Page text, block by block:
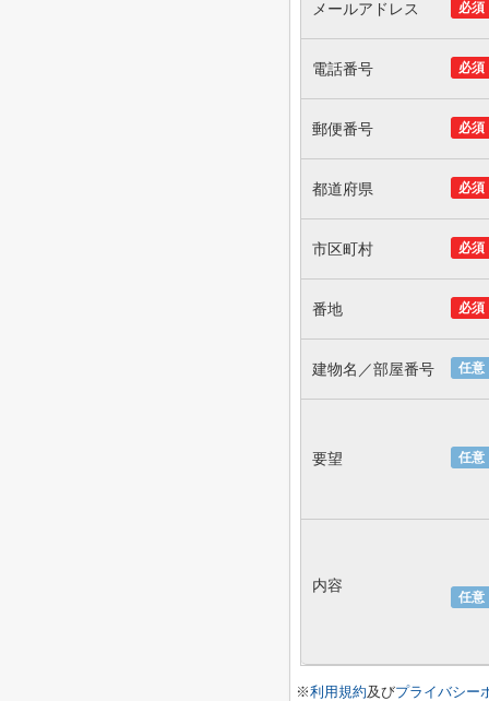
必須
メールアドレス
必須
電話番号
必須
郵便番号
必須
都道府県
必須
市区町村
必須
番地
任意
建物名／部屋番号
任意
要望
任意
内容
※利用規約及びプライバシー